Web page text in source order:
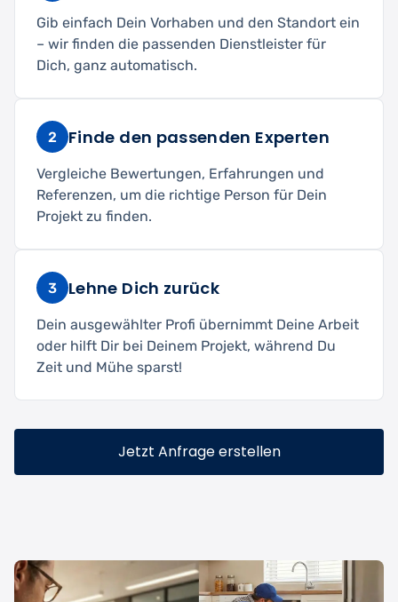
Gib einfach Dein Vorhaben und den Standort ein
– wir finden die passenden Dienstleister für
Dich, ganz automatisch.
2 Finde den passenden Experten
Vergleiche Bewertungen, Erfahrungen und
Referenzen, um die richtige Person für Dein
Projekt zu finden.
3 Lehne Dich zurück
Dein ausgewählter Profi übernimmt Deine Arbeit
oder hilft Dir bei Deinem Projekt, während Du
Zeit und Mühe sparst!
Jetzt Anfrage erstellen